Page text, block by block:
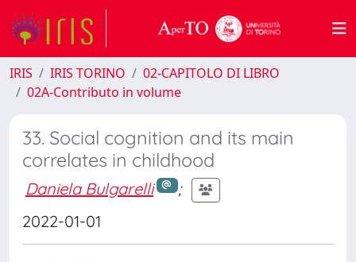
IRIS IRIS TORINO
02-CAPITOLO DI LIBRO
02A-Contributo in volume
33. Social cognition and its main
correlates in childhood
Daniela Bulgarelli
;
2022-01-01